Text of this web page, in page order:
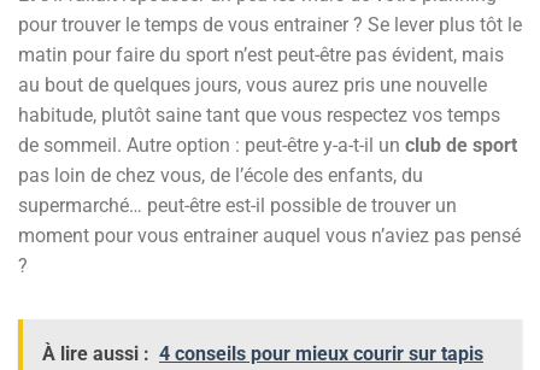
pour trouver le temps de vous entrainer ? Se lever plus tôt le
matin pour faire du sport n’est peut-être pas évident, mais
au bout de quelques jours, vous aurez pris une nouvelle
habitude, plutôt saine tant que vous respectez vos temps
de sommeil. Autre option : peut-être y-a-t-il un club de sport
pas loin de chez vous, de l’école des enfants, du
supermarché… peut-être est-il possible de trouver un
moment pour vous entrainer auquel vous n’aviez pas pensé
?
À lire aussi : 4 conseils pour mieux courir sur tapis